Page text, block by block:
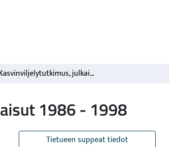
Kasvinviljelytutkimus, julkaisut 1986 - 1998
1986 - 1998
Tietueen suppeat tiedot